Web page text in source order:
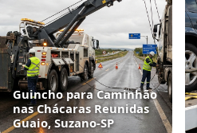
Guincho para Caminhão
nas Chácaras Reunidas
Guaio, Suzano‑SP